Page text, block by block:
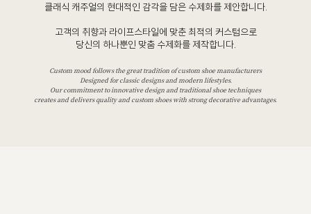
클래식 캐주얼의 현대적인 감각을 담은 수제화를 제안합니다.
고객의 취향과 라이프스타일에 맞춘 최적의 커스텀으로
당신의 하나뿐인 맞춤 수제화를 제작합니다.
Custom mood follows the great tradition of custom shoe manufacturers
Designed for classic designs and modern lifestyles.
Our commitment to innovative design and traditional shoe techniques
creates and delivers quality and custom shoes with strong decorative advantages.